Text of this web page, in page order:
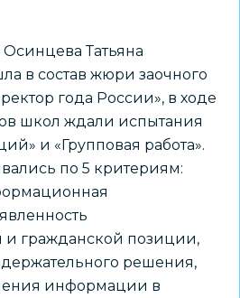
Татьяна
в состав жюри заочного
года России», в ходе
школ ждали испытания
и «Групповая работа».
по 5 критериям:
и гражданской позиции,
решения,
информации в